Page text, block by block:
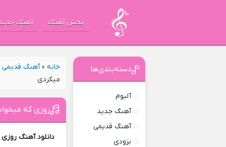
پخش آهنگ آهنگ
خانه »آهنگ قدیمی
میکردی
روزی که
دانلود آهنگ
دسته‌بندی‌ها
آلبوم
آهنگ جدید
آهنگ قدیمی
بزودی